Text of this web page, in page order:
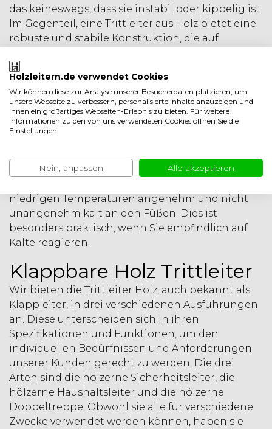
das keineswegs, dass sie instabil oder kippelig ist.
Im Gegenteil, eine Trittleiter aus Holz bietet eine
robuste und stabile Konstruktion, die auf
basiert. Dieses Holz ist von höchster Qualität und
kann jahrelang halten. Zusätzlich kann die Leiter
bis zu 200 kg tragen, was bedeutet, dass Sie
sicher und bequem darauf stehen können. Im
Vergleich zu Aluminiumleitern bietet eine Holz
Holz die Temperatur der Umgebung nicht
niedrigen Temperaturen angenehm und nicht
unangenehm kalt an den Füßen. Dies ist
besonders praktisch, wenn Sie empfindlich auf
Kälte reagieren.
Klappbare Holz Trittleiter
Wir bieten die Trittleiter Holz, auch bekannt als
Klappleiter, in drei verschiedenen Ausführungen
an. Diese unterscheiden sich in ihren
Spezifikationen und Funktionen, um den
individuellen Bedürfnissen und Anforderungen
unserer Kunden gerecht zu werden. Die drei
Arten sind die hölzerne Sicherheitsleiter, die
hölzerne Haushaltsleiter und die hölzerne
Doppeltreppe. Obwohl sie alle für verschiedene
Zwecke verwendet werden können, haben sie
Holzleitern.de verwendet Cookies
Wir können diese zur Analyse unserer Besucherdaten platzieren, um
unsere Webseite zu verbessern, personalisierte Inhalte anzuzeigen und
Ihnen ein großartiges Webseiten-Erlebnis zu bieten. Für weitere
Informationen zu den von uns verwendeten Cookies öffnen Sie die
Einstellungen.
Nein, anpassen Alle akzeptieren